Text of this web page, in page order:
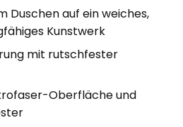
Duschen auf ein weiches,
Kunstwerk
mit rutschfester
Oberfläche und